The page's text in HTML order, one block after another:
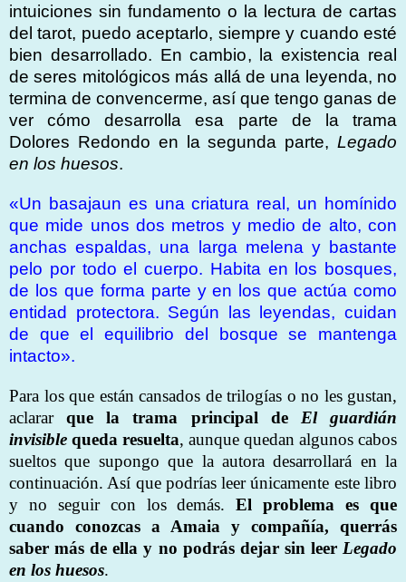
intuiciones sin fundamento o la lectura de cartas
del tarot, puedo aceptarlo, siempre y cuando esté
bien desarrollado. En cambio, la existencia real
de seres mitológicos más allá de una leyenda, no
termina de convencerme, así que tengo ganas de
ver cómo desarrolla esa parte de la trama
Dolores Redondo en la segunda parte, Legado
en los huesos.
«Un basajaun es una criatura real, un homínido
que mide unos dos metros y medio de alto, con
anchas espaldas, una larga melena y bastante
pelo por todo el cuerpo. Habita en los bosques,
de los que forma parte y en los que actúa como
entidad protectora. Según las leyendas, cuidan
de que el equilibrio del bosque se mantenga
intacto».
Para los que están cansados de trilogías o no les gustan,
aclararque la trama principal de El guardián
invisible queda resuelta, aunque quedan algunos cabos
sueltos que supongo que la autora desarrollará en la
continuación. Así que podrías leer únicamente este libro
y no seguir con los demás.El problema es que
cuando conozcas a Amaia y compañía, querrás
saber más de ella y no podrás dejar sin leer Legado
en los huesos.